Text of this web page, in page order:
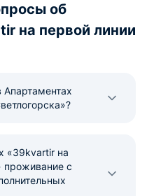
об
на первой линии
«39kvartir на
проживание с